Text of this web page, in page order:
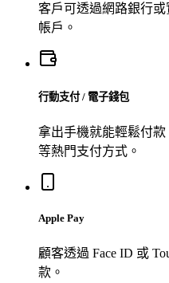
客戶可透過網路銀行
帳戶。
行動支付 / 電子錢包
拿出手機就能輕鬆付
等熱門支付方式。
Apple Pay
顧客透過 Face ID 或
款。